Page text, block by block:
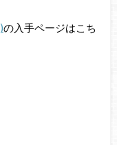
)の入手ページはこち